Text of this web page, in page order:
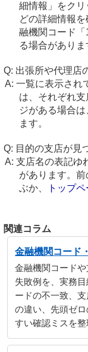
細情報」をク
どの詳細情報
融機関コード
る場合がありま
出張所や代理店
一覧に表示され
は、それぞれ
ジがある場合
ます。
目的の支店が見
支店名の表記ゆ
があります。
ぶか、
トップ
関連コラム
金融機関コード
金融機関コード
失敗例を、実務
ードの不一致、
の違い、先頭ゼ
すい確認ミスを整